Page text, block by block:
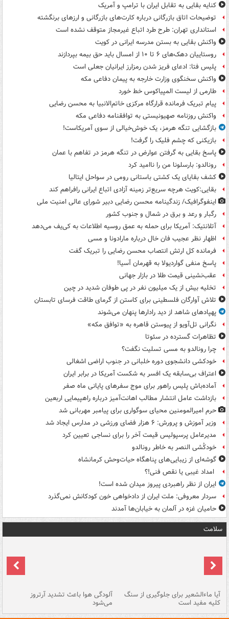
کنایه بقایی به تقابل ایران با ترامپ و آمریک
توضیحات اتاق بازرگانی درباره کارت‌های بازرگانی و ارزهای برنگشته
استانداری تهران: طرح طرد اتباع غیرمجاز متوقف نشده است
واکنش بقایی به بستن مدرسه ایرانی در کویت
روستاییان دهک‌های ۶ تا ۱۰ از امسال باید حق بیمه بپردازند
پلیس فتا: ادعای فریز شدن رمزارز ایرانیان جعلی است
واکنش سخنگوی وزارت خارجه به پیمان دفاعی مکه
طارمی از لیست المپیاکوس خط خورد
پیام تبریک فرمانده قرارگاه مرکزی خاتم‌الانبیا به محسن رضایی
واکنش روزنامه صهیونیستی به توافقنامه دفاعی مکه
بازگشایی تنگه هرمز، یک خوش‌خیالی از سوی آمریکاست!
بازیکنی که چشم فلیک را گرفت!
پاسخ بقایی به گرفتن عوارض در تنگه هرمز در تفاهم با عمان
رونالدو: بارسلونا من را ناامید کرد
کشف بقایای یک کشتی باستانی رومی در سواحل ایتالیا
بقایی:کویت هرچه سریع‌تر زمینه آزادی اتباع ایرانی رافراهم کند
اینفوگرافیک/ زندگینامه محسن رضایی دبیر شورای عالی امنیت‌ ملی
رگبار و رعد و برق در شمال و جنوب کشور
آتلانتیک: آمریکا برای حمله به عمق روسیه اطلاعات به کی‌یف می‌دهد
اظهار نظر عجیب فان خال درباره مارادونا و مسی
فرمانده کل ارتش انتصاب محسن رضایی را تبریک گفت
پاسخ منفی گواردیولا به قهرمان آسیا!
عقب‌نشینی قیمت طلا در بازار جهانی
تخلیه بیش از یک میلیون نفر در پی طوفان شدید در چین
تلاش آوارگان فلسطینی برای کاستن از گرمای طاقت فرسای تابستان
پهپادهای شاهد از دید رادارها پنهان می‌شوند
نگرانی تل‌آویو از پیوستن قاهره به «توافق مکه»
تظاهرات گسترده در سئوتا
چرا رونالدو به مسی تسلیت نگفت؟
خودکشی دانشجوی دوره خلبانی در جنوب اراضی اشغالی
اعتراف بی‌سابقه یک افسر به شکست آمریکا در برابر ایران
آماده‌باش پلیس راهور برای موج سفرهای پایانی ماه صفر
بازداشت عامل انتشار مطالب اهانت‌آمیز درباره راهپیمایی اربعین
حرم امیرالمومنین محیای سوگواری برای پیامبر مهربانی شد
وزیر آموزش و پرورش: ۶ هزار فضای ورزشی در مدارس ایجاد شد
مدیرعامل پرسپولیس قیمت آخر را برای نساجی تعیین کرد
خودکُشی النصر به خاطر رونالدو
گوشه‌ای از زیبایی‌های پناهگاه‌ حیات‌وحش کرمانشاه
امداد غیبی یا نقص فنی!؟
ایران از نظر راهبردی پیروز میدان شده است!
سردار معروفی: ملت ایران از دادخواهی خون کودکانش نمی‌گذرد
حامیان غزه در آلمان به خیابان‌ها آمدند
سلامت
آیا ماءالشعیر برای جلوگیری از سنگ
کلیه مفید است
آلودگی هوا باعث تشدید آرتروز
می‌شود